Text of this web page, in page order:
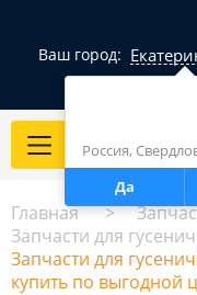
Ваш город:
Россия,
Да
Каталог
Главная
Запчасти для
Запчасти для
купить по выгодной